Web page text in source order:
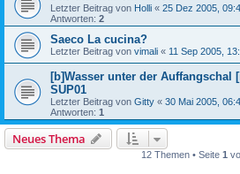
Letzter Beitrag von Holli « 25 Dez 2005,
Antworten: 2
Saeco La cucina?
Letzter Beitrag von vimali « 11 Sep 2005,
[b]Wasser unter der Auffangschal
SUP01
Letzter Beitrag von Gitty « 30 Mai 2005,
Antworten: 1
Neues Thema
12 Themen • Seite 1